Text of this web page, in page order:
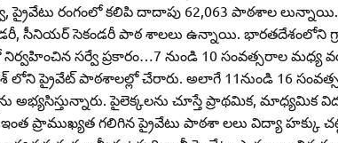
ప్రైవేటు రంగంలో కలిపి దాదాపు 62,063 పాఠశాల
సీనియర్‌ సెకండరీ పాఠ శాలలు ఉన్నాయి. భారతదేశంలోని
నిర్వహించిన సర్వే ప్రకారం…7 నుండి 10 సంవత్సరాల
లోని ప్రైవేట్‌ పాఠశాలల్లో చేరారు. అలాగే 11నుండి 16
అభ్యసిస్తున్నారు. పైలెక్కలను చూస్తే ప్రాథమిక,
ఇంత ప్రాముఖ్యత గలిగిన ప్రైవేటు పాఠశా లలు విద్యా హక్కు